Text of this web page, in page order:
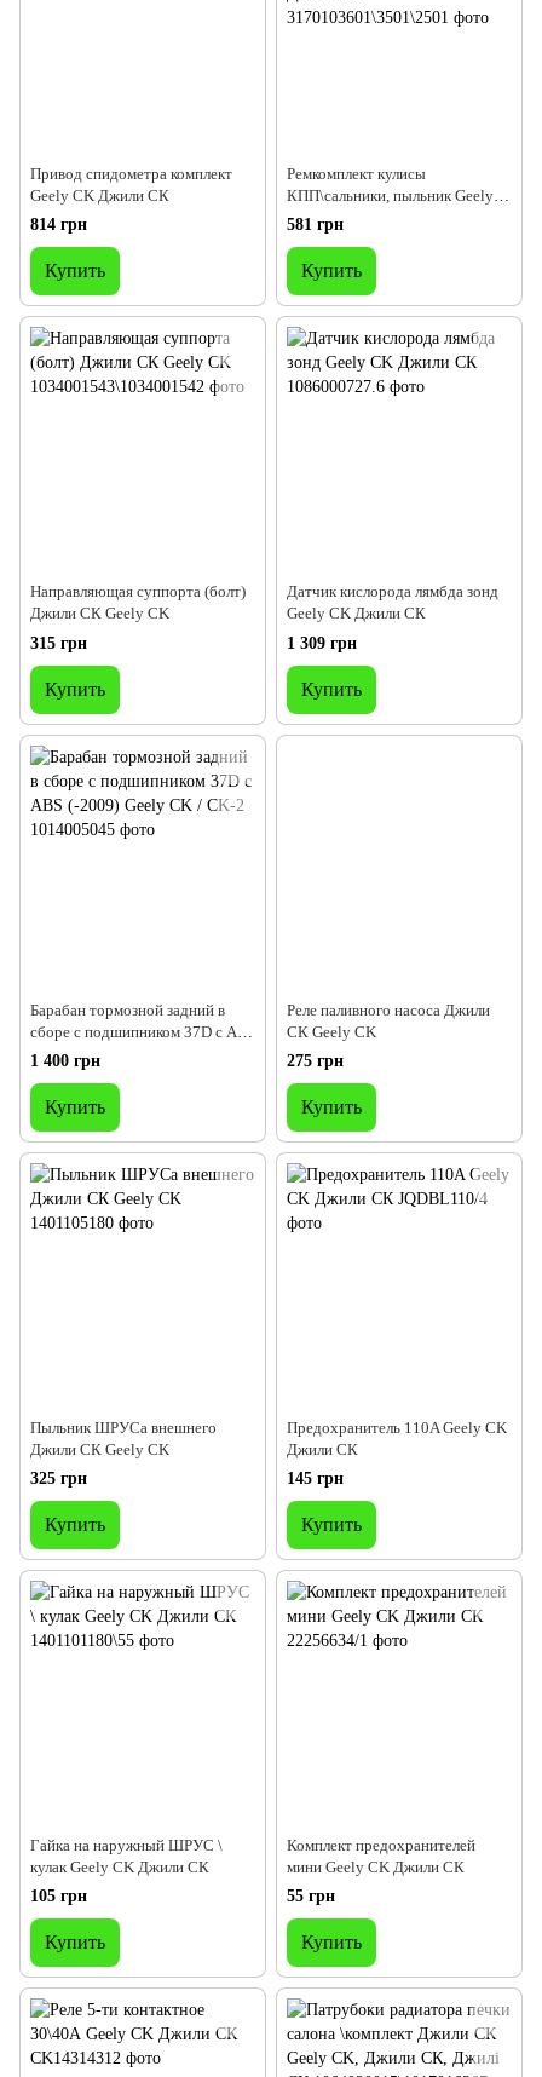
Привод спидометра комплект
Geely CK Джили СК
814 грн
Купить
Ремкомплект кулисы
КПП\сальники, пыльник Geely
CK Otaka Джили Отака Джилі
581 грн
Купить
Направляющая суппорта (болт)
Джили СК Geely CK
315 грн
Купить
Датчик кислорода лямбда зонд
Geely CK Джили СК
1 309 грн
Купить
Барабан тормозной задний в
сборе с подшипником 37D с ABS
(-2009) Geely CK / CK-2
1 400 грн
Купить
Реле паливного насоса Джили
СК Geely CK
275 грн
Купить
Пыльник ШРУСа внешнего
Джили СК Geely CK
325 грн
Купить
Предохранитель 110A Geely CK
Джили СК
145 грн
Купить
Гайка на наружный ШРУС \
кулак Geely CK Джили СК
105 грн
Купить
Комплект предохранителей
мини Geely CK Джили СК
55 грн
Купить